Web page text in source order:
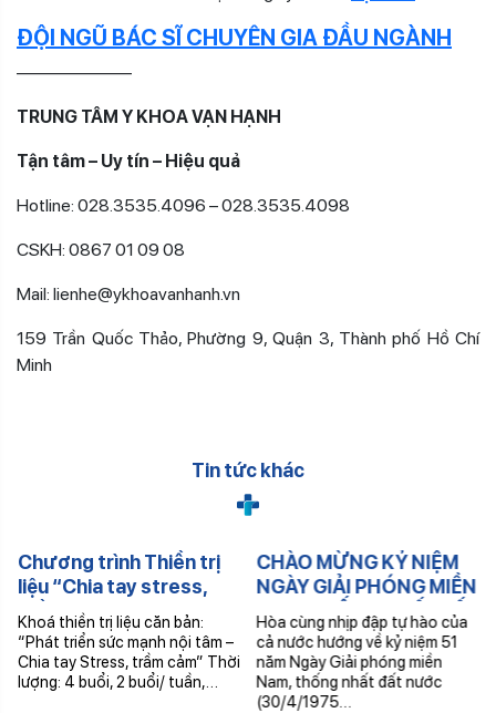
ĐỘI NGŨ BÁC SĨ CHUYÊN GIA ĐẦU NGÀNH
——————–
TRUNG TÂM Y KHOA VẠN HẠNH
Tận tâm – Uy tín – Hiệu quả
Hotline: 028.3535.4096 – 028.3535.4098
CSKH: 0867 01 09 08
Mail: lienhe@ykhoavanhanh.vn
159 Trần Quốc Thảo, Phường 9, Quận 3, Thành phố Hồ Chí
Minh
Tin tức khác
Chương trình Thiền trị
liệu “Chia tay stress,
trầm cảm”
Khoá thiền trị liệu căn bản:
“Phát triển sức mạnh nội tâm –
Chia tay Stress, trầm cảm” Thời
lượng: 4 buổi, 2 buổi/ tuần,…
CHÀO MỪNG KỶ NIỆM
NGÀY GIẢI PHÓNG MIỀN
NAM, THỐNG NHẤT ĐẤT
NƯỚC 30/4 & QUỐC TẾ
LAO ĐỘNG 1/5
Hòa cùng nhịp đập tự hào của
cả nước hướng về kỷ niệm 51
năm Ngày Giải phóng miền
Nam, thống nhất đất nước
(30/4/1975…